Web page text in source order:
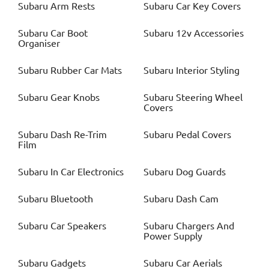
Subaru Arm Rests Subaru Car Key Covers
Subaru Car Boot
Organiser
Subaru 12v Accessories
Subaru Rubber Car Mats Subaru Interior Styling
Subaru Gear Knobs Subaru Steering Wheel
Covers
Subaru Dash Re-Trim
Film
Subaru Pedal Covers
Subaru In Car Electronics Subaru Dog Guards
Subaru Bluetooth Subaru Dash Cam
Subaru Car Speakers Subaru Chargers And
Power Supply
Subaru Gadgets Subaru Car Aerials